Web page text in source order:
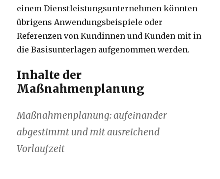
einem Dienstleistungsunternehmen könnten
übrigens Anwendungsbeispiele oder
Referenzen von Kundinnen und Kunden mit in
die Basisunterlagen aufgenommen werden.
Inhalte der
Maßnahmenplanung
Maßnahmenplanung: aufeinander
abgestimmt und mit ausreichend
Vorlaufzeit